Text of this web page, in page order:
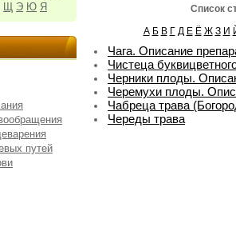
Щ Э Ю Я
путей
Список
А Б В Г Д Е Ё Ж З И
Чага. Описание
Чистеца
Черники плоды.
Черемухи плоды.
Чабреца трава
Череды трава